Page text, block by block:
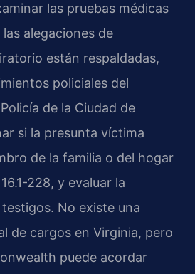
las pruebas médicas
alegaciones de
están respaldadas,
policiales del
de la Ciudad de
si la presunta víctima
de la familia o del hogar
228, y evaluar la
No existe una
de cargos en Virginia, pero
puede acordar